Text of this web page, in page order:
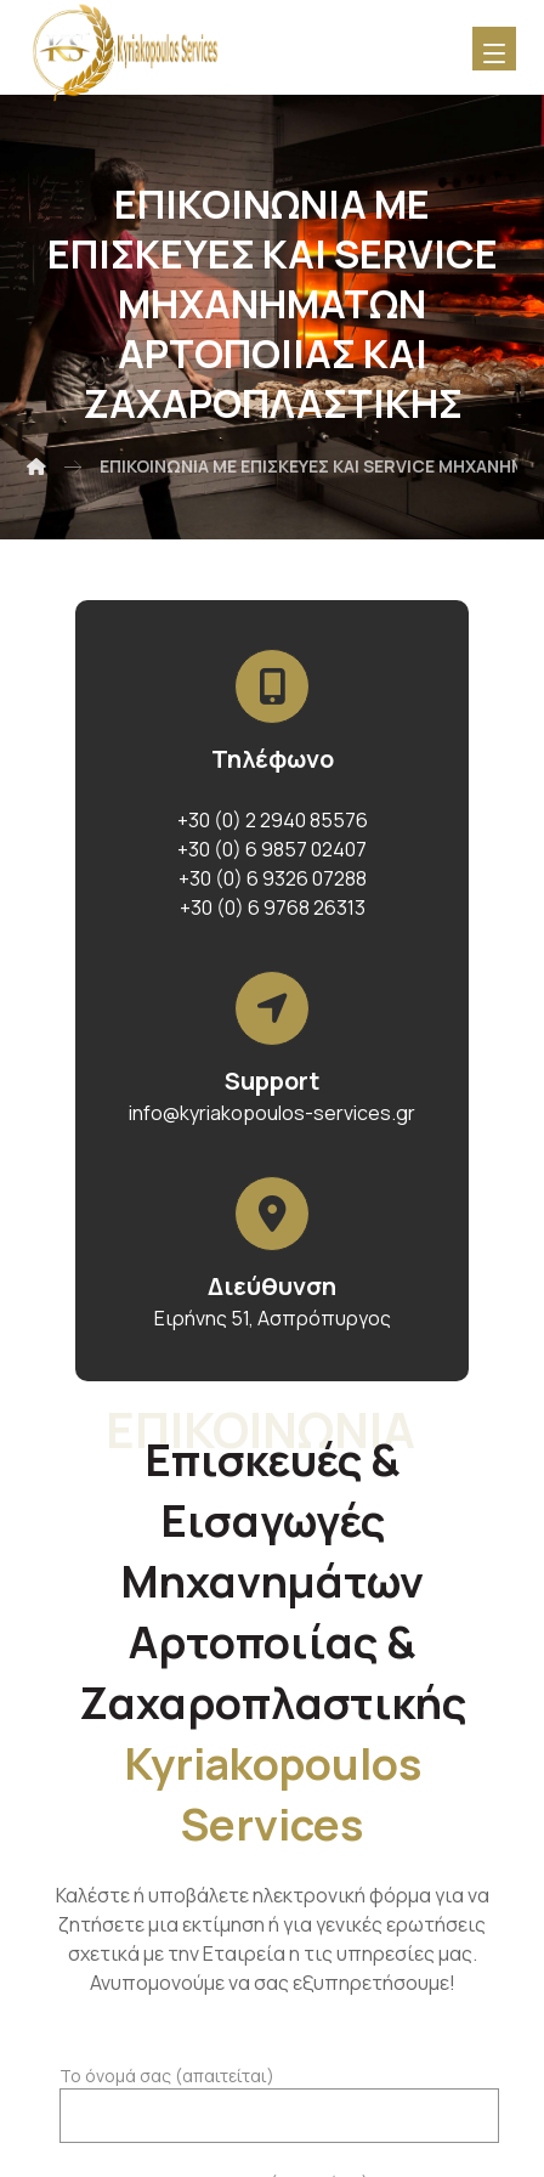
ΕΠΙΚΟΙΝΩΝΊΑ ΜΕ
ΕΠΙΣΚΕΥΕΣ ΚΑΙ SERVICE
ΜΗΧΑΝΗΜΑΤΩΝ
ΑΡΤΟΠΟΙΊΑΣ ΚΑΙ
ΖΑΧΑΡΟΠΛΑΣΤΙΚΗΣ
ΕΠΙΚΟΙΝΩΝΊΑ ΜΕ ΕΠΙΣΚΕΥΕΣ ΚΑΙ SERVICE
Τηλέφωνο
+30 (0) 2 2940 85576
+30 (0) 6 9857 02407
+30 (0) 6 9326 07288
+30 (0) 6 9768 26313
Support
info@kyriakopoulos-services.gr
Διεύθυνση
Ειρήνης 51, Ασπρόπυργος
ΕΠΙΚΟΙΝΩΝΙΑ
Επισκευές &
Εισαγωγές
Μηχανημάτων
Αρτοποιίας &
Ζαχαροπλαστικής
Kyriakopoulos
Services
Καλέστε ή υποβάλετε ηλεκτρονική φόρμα για να
ζητήσετε μια εκτίμηση ή για γενικές ερωτήσεις
σχετικά με την Εταιρεία η τις υπηρεσίες μας.
Ανυπομονούμε να σας εξυπηρετήσουμε!
Το όνομά σας (απαιτείται)